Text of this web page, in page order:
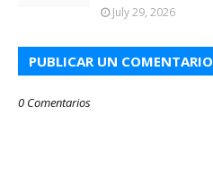
July 29, 2026
PUBLICAR UN COMENTARIO
0 Comentarios